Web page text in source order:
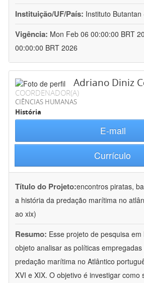
Instituição/UF/País: Instituto Butantan
Vigência: Mon Feb 06 00:00:00 BRT
00:00:00 BRT 2026
Adriano Diniz
COORDENADOR(A)
CIÊNCIAS HUMANAS
História
E-mail
Currículo
Título do Projeto:encontros piratas,
a história da predação marítima no
ao xix)
Resumo: Esse projeto de pesquisa
objeto analisar as políticas
predação marítima no Atlântico
XVI e XIX. O objetivo é investigar como